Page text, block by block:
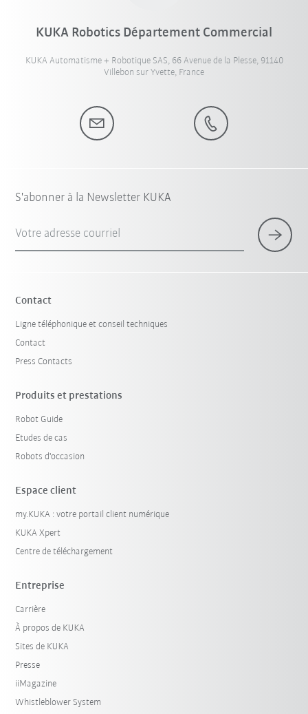
KUKA Robotics Département Commercial
KUKA Automatisme + Robotique SAS, 66 Avenue de la Plesse, 91140
Villebon sur Yvette, France
S'abonner à la Newsletter KUKA
Votre adresse courriel
Contact
Ligne téléphonique et conseil techniques
Contact
Press Contacts
Produits et prestations
Robot Guide
Etudes de cas
Robots d'occasion
Espace client
my.KUKA : votre portail client numérique
KUKA Xpert
Centre de téléchargement
Entreprise
Carrière
À propos de KUKA
Sites de KUKA
Presse
iiMagazine
Whistleblower System